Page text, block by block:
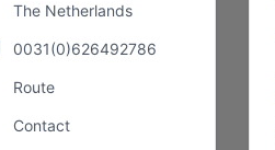
The Netherlands
0031(0)626492786
Route
Contact